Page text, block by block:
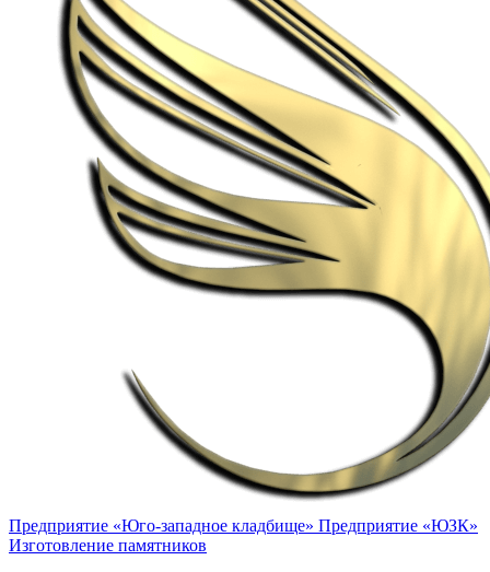
Предприятие «Юго-западное кладбище» Предприятие «ЮЗК»
Изготовление памятников